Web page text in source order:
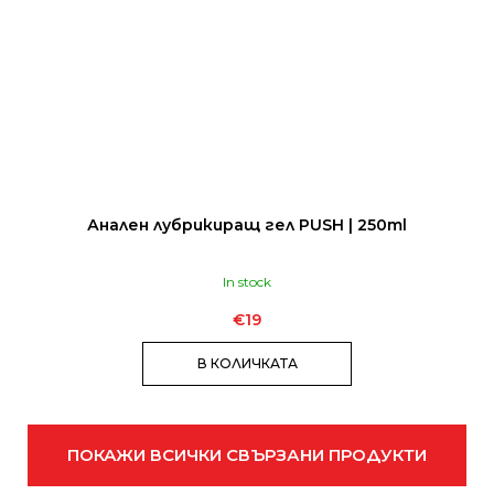
Анален лубрикиращ гел PUSH | 250ml
In stock
€19
В КОЛИЧКАТА
ПОКАЖИ ВСИЧКИ СВЪРЗАНИ ПРОДУКТИ